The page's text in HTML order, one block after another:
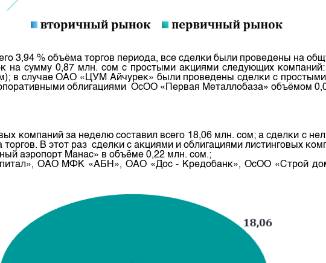
3,94 % объёма торгов периода, все сделки были проведены на
на сумму 0,87 млн. сом с простыми акциями следующих
в случае ОАО «ЦУМ Айчурек» были проведены сделки с
облигациями ОсОО «Первая Металлобаза» объёмом
компаний за неделю составил всего 18,06 млн. сом; а сделки с
В этот раз сделки с акциями и облигациями листинговых
аэропорт Манас» в объёме 0,22 млн. сом.;
ОАО МФК «АБН», ОАО «Дос - Кредобанк», ОсОО «Строй